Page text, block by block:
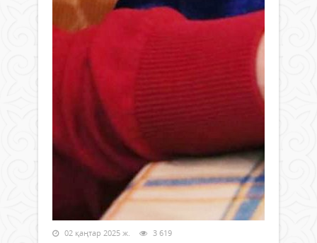
02 қаңтар 2025 ж. 3 619